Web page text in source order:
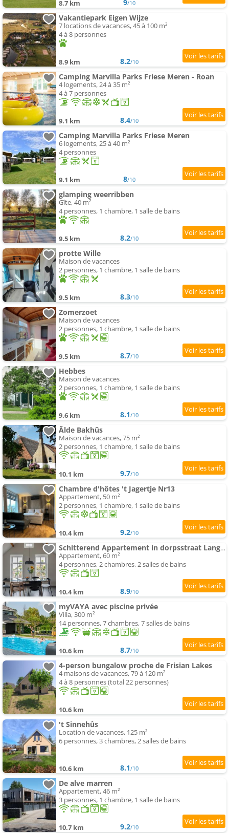
8.7 km 9/10
Vakantiepark Eigen Wijze
7 locations de vacances, 45 à 100 m²
4 à 8 personnes
8.9 km 8.2/10
Camping Marvilla Parks Friese Meren - Roan
4 logements, 24 à 35 m²
4 à 7 personnes
9.1 km 8.4/10
Camping Marvilla Parks Friese Meren
6 logements, 25 à 40 m²
4 personnes
9.1 km 8/10
glamping weerribben
Gîte, 40 m²
4 personnes, 1 chambre, 1 salle de bains
9.5 km 8.2/10
protte Wille
Maison de vacances
2 personnes, 1 chambre, 1 salle de bains
9.5 km 8.3/10
Zomerzoet
Maison de vacances
2 personnes, 1 chambre, 1 salle de bains
9.5 km 8.7/10
Hebbes
Maison de vacances
2 personnes, 1 chambre, 1 salle de bains
9.6 km 8.1/10
Âlde Bakhûs
Maison de vacances, 75 m²
2 personnes, 1 chambre, 1 salle de bains
10.1 km 9.7/10
Chambre d'hôtes 't Jagertje Nr13
Appartement, 50 m²
2 personnes, 1 chambre, 1 salle de bains
10.4 km 9.2/10
Schitterend Appartement in dorpsstraat Langweer!
Appartement, 60 m²
4 personnes, 2 chambres, 2 salles de bains
10.4 km 8.9/10
myVAYA avec piscine privée
Villa, 300 m²
14 personnes, 7 chambres, 7 salles de bains
10.6 km 8.7/10
4-person bungalow proche de Frisian Lakes
4 maisons de vacances, 79 à 120 m²
4 à 8 personnes (total 22 personnes)
10.6 km
't Sinnehûs
Location de vacances, 125 m²
6 personnes, 3 chambres, 2 salles de bains
10.6 km 8.1/10
De alve marren
Appartement, 46 m²
3 personnes, 1 chambre, 1 salle de bains
10.7 km 9.2/10